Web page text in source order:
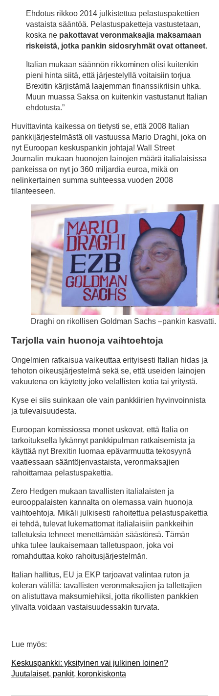
Ehdotus rikkoo 2014 julkistettua pelastuspakettien
vastaista sääntöä. Pelastuspaketteja vastustetaan,
koska ne pakottavat veronmaksajia maksamaan
riskeistä, jotka pankin sidosryhmät ovat ottaneet.
Italian mukaan säännön rikkominen olisi kuitenkin
pieni hinta siitä, että järjestelyllä voitaisiin torjua
Brexitin kärjistämä laajemman finanssikriisin uhka.
Muun muassa Saksa on kuitenkin vastustanut Italian
ehdotusta.”
Huvittavinta kaikessa on tietysti se, että 2008 Italian
pankkijärjestelmästä oli vastuussa Mario Draghi, joka on
nyt Euroopan keskuspankin johtaja! Wall Street
Journalin mukaan huonojen lainojen määrä italialaisissa
pankeissa on nyt jo 360 miljardia euroa, mikä on
nelinkertainen summa suhteessa vuoden 2008
tilanteeseen.
Draghi on rikollisen Goldman Sachs –pankin kasvatti.
Tarjolla vain huonoja vaihtoehtoja
Ongelmien ratkaisua vaikeuttaa erityisesti Italian hidas ja
tehoton oikeusjärjestelmä sekä se, että useiden lainojen
vakuutena on käytetty joko velallisten kotia tai yritystä.
Kyse ei siis suinkaan ole vain pankkiirien hyvinvoinnista
ja tulevaisuudesta.
Euroopan komissiossa monet uskovat, että Italia on
tarkoituksella lykännyt pankkipulman ratkaisemista ja
käyttää nyt Brexitin luomaa epävarmuutta tekosyynä
vaatiessaan sääntöjenvastaista, veronmaksajien
rahoittamaa pelastuspakettia.
Zero Hedgen mukaan tavallisten italialaisten ja
eurooppalaisten kannalta on olemassa vain huonoja
vaihtoehtoja. Mikäli julkisesti rahoitettua pelastuspakettia
ei tehdä, tulevat lukemattomat italialaisiin pankkeihin
talletuksia tehneet menettämään säästönsä. Tämän
uhka tulee laukaisemaan talletuspaon, joka voi
romahduttaa koko rahoitusjärjestelmän.
Italian hallitus, EU ja EKP tarjoavat valintaa ruton ja
koleran välillä: tavallisten veronmaksajien ja tallettajien
on alistuttava maksumiehiksi, jotta rikollisten pankkien
ylivalta voidaan vastaisuudessakin turvata.
Lue myös:
Keskuspankki: yksityinen vai julkinen loinen?
Juutalaiset, pankit, koronkiskonta